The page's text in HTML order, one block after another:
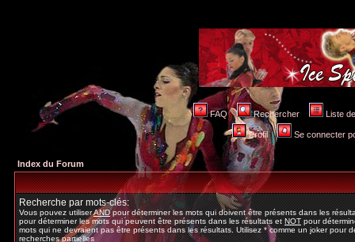
FAQ Rechercher Liste
Profil Se connecter
Index du Forum
Recherche par mots-clés:
Vous pouvez utiliserANDpour déterminer les mots qui doivent être présents dans les
pour déterminer les mots qui peuvent être présents dans les résultats etNOTpour
mots qui ne devraient pas être présents dans les résultats. Utilisez * comme un joker pour
recherches partielles